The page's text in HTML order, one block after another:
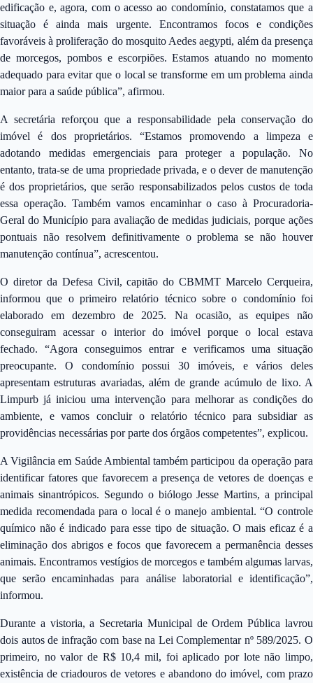
edificação e, agora, com o acesso ao condomínio, constatamos que a
situação é ainda mais urgente. Encontramos focos e condições
favoráveis à proliferação do mosquito Aedes aegypti, além da presença
de morcegos, pombos e escorpiões. Estamos atuando no momento
adequado para evitar que o local se transforme em um problema ainda
maior para a saúde pública”, afirmou.
A secretária reforçou que a responsabilidade pela conservação do
imóvel é dos proprietários. “Estamos promovendo a limpeza e
adotando medidas emergenciais para proteger a população. No
entanto, trata-se de uma propriedade privada, e o dever de manutenção
é dos proprietários, que serão responsabilizados pelos custos de toda
essa operação. Também vamos encaminhar o caso à Procuradoria-
Geral do Município para avaliação de medidas judiciais, porque ações
pontuais não resolvem definitivamente o problema se não houver
manutenção contínua”, acrescentou.
O diretor da Defesa Civil, capitão do CBMMT Marcelo Cerqueira,
informou que o primeiro relatório técnico sobre o condomínio foi
elaborado em dezembro de 2025. Na ocasião, as equipes não
conseguiram acessar o interior do imóvel porque o local estava
fechado. “Agora conseguimos entrar e verificamos uma situação
preocupante. O condomínio possui 30 imóveis, e vários deles
apresentam estruturas avariadas, além de grande acúmulo de lixo. A
Limpurb já iniciou uma intervenção para melhorar as condições do
ambiente, e vamos concluir o relatório técnico para subsidiar as
providências necessárias por parte dos órgãos competentes”, explicou.
A Vigilância em Saúde Ambiental também participou da operação para
identificar fatores que favorecem a presença de vetores de doenças e
animais sinantrópicos. Segundo o biólogo Jesse Martins, a principal
medida recomendada para o local é o manejo ambiental. “O controle
químico não é indicado para esse tipo de situação. O mais eficaz é a
eliminação dos abrigos e focos que favorecem a permanência desses
animais. Encontramos vestígios de morcegos e também algumas larvas,
que serão encaminhadas para análise laboratorial e identificação”,
informou.
Durante a vistoria, a Secretaria Municipal de Ordem Pública lavrou
dois autos de infração com base na Lei Complementar nº 589/2025. O
primeiro, no valor de R$ 10,4 mil, foi aplicado por lote não limpo,
existência de criadouros de vetores e abandono do imóvel, com prazo